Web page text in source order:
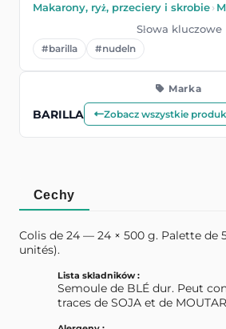
Makarony, ryż, przeciery i skrobie›
Słowa kluczowe
#barilla #nudeln
Marka
BARILLA Zobacz wszystkie
Cechy
Colis de 24 — 24 × 500 g. Palette de
unités).
Lista składników :
Semoule de BLÉ dur. Peut
traces de SOJA et de